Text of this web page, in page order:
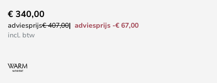
naar
het
de
€ 340,00
adviesprijs€ 407,00
adviesprijs -€ 67,00
incl. btw